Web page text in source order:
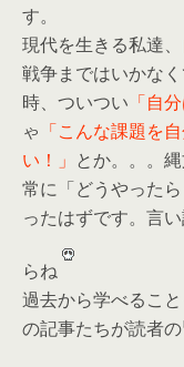
す。
現代を生きる私達、
戦争まではいかな
時、ついつい 「自
ゃ 「こんな課題を
い！」 とか。。。
常に「どうやった
ったはずです。言
らね
過去から学べるこ
の記事たちが読者